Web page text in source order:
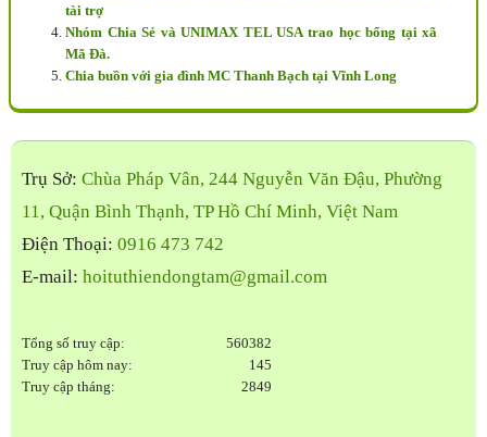
tài trợ
Nhóm Chia Sẻ và UNIMAX TEL USA trao học bổng tại xã
Mã Đà.
Chia buồn với gia đình MC Thanh Bạch tại Vĩnh Long
Trụ Sở: Chùa Pháp Vân, 244 Nguyễn Văn Đậu, Phường
11, Quận Bình Thạnh, TP Hồ Chí Minh, Việt Nam
Điện Thoại: 0916 473 742
E-mail: hoituthiendongtam@gmail.com
560382
Tổng số truy cập:
145
Truy cập hôm nay:
2849
Truy cập tháng: